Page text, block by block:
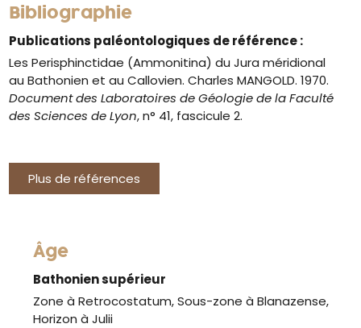
Bibliographie
Publications paléontologiques de référence :
Les Perisphinctidae (Ammonitina) du Jura méridional
au Bathonien et au Callovien. Charles MANGOLD. 1970.
Document des Laboratoires de Géologie de la Faculté
des Sciences de Lyon, n° 41, fascicule 2.
Plus de références
Âge
Bathonien supérieur
Zone à Retrocostatum, Sous-zone à Blanazense,
Horizon à Julii